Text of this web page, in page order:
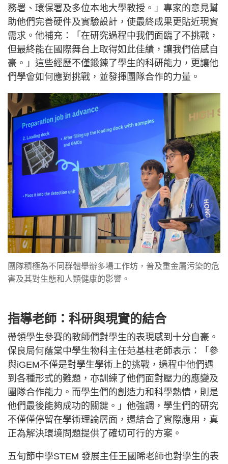
務署、環保署及多位本地大學教授。」專家的意見幫
助他們完善硬件及實驗設計，使最終成果更貼近現實
需求。他補充：「在研究過程中我們面臨了不挑戰，
但最終能在國際舞台上取得如此佳績，讓我們倍感自
豪。」這些經歷不僅鍛鍊了學生的科研能力，更讓他
們學會如何應對挑戰，並發揮團隊合作的力量。
團隊積極為不同群體舉辦多場工作坊，普及重金屬污染的危
害及其對生態和人類健康的影響。
指導老師：科研與現實的結合
帶領學生參賽的教師們對學生的表現感到十分自豪。
保良局何蔭棠中學生物科主任范基柱老師表示：「參
與iGEM不僅是對學生學術上的挑戰，過程中他們遇
到各種形式的難題，亦訓練了他們面對壓力的應變及
團隊合作能力。而學生們的創造力和科學熱情，則是
他們最後能夠成功的關鍵。」他強調，學生們的研究
不僅僅停留在學術理論層面，還結合了實際應用，真
正為解決環境問題提供了確切可行的方案。
五旬節中學STEM 發展主任王國晞老師也對學生的表